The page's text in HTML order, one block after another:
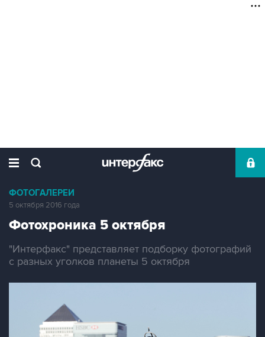
ФОТОГАЛЕРЕИ
5 октября 2016 года
Фотохроника 5 октября
"Интерфакс" представляет подборку фотографий
с разных уголков планеты 5 октября